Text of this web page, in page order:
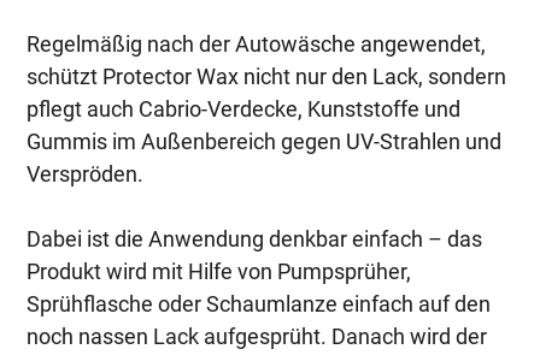
Regelmäßig nach der Autowäsche angewendet,
schützt Protector Wax nicht nur den Lack, sondern
pflegt auch Cabrio-Verdecke, Kunststoffe und
Gummis im Außenbereich gegen UV-Strahlen und
Verspröden.
Dabei ist die Anwendung denkbar einfach – das
Produkt wird mit Hilfe von Pumpsprüher,
Sprühflasche oder Schaumlanze einfach auf den
noch nassen Lack aufgesprüht. Danach wird der